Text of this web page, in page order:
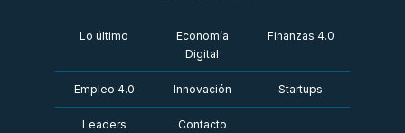
Lo último
Economía
Digital
Finanzas 4.0
Empleo 4.0 Innovación Startups
Leaders Contacto